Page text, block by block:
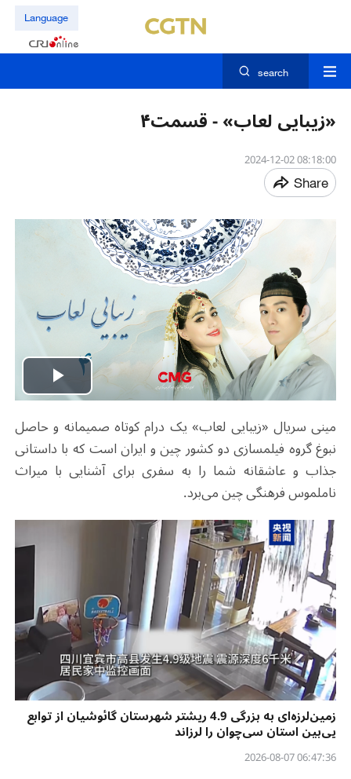
Language
search
«زیبایی لعاب» - قسمت۴
08:18:00 2024-12-02
Share
Play
مینی سریال «زیبایی لعاب» یک درام کوتاه صمیمانه و حاصل
نبوغ گروه فیلمسازی دو کشور چین و ایران است که با داستانی
جذاب و عاشقانه شما را به سفری برای آشنایی با میراث
ناملموس فرهنگی چین می‌برد.
زمین‌لرزه‌ای به بزرگی 4.9 ریشتر شهرستان گائوشیان از توابع
یی‌بین استان سی‌چوان را لرزاند
06:47:36 2026-08-07